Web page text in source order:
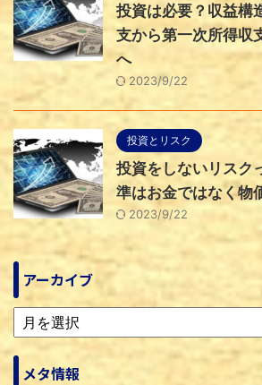
投資は必要？収益構
支から第一次所得収
へ
2023/9/22
投資とリスク
投資をしないリスク
準はお金ではなく物
2023/9/22
アーカイブ
メタ情報